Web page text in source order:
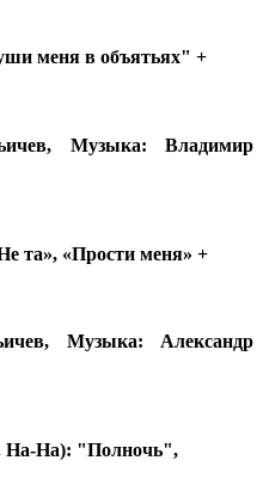
меня в объятьях" +
Музыка: Владимир
та», «Прости меня» +
Музыка: Александр
На-На): "Полночь",